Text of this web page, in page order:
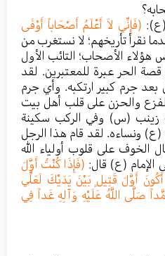
(ع): (فَإِنِّي لاَ أَعْلَمُ أَصْحَاباً أَوْفَى
نقرأ تأريخهم؛ لا نستغرب من
هؤلاء الأصحاب؛ التائب الأول
الحر عبرة للمعتبرين. لقد
بعد جرم كبير ارتكبه. وأي جرم
والحزن على قلب أهل بيت
زينب (س) وفي الركب سكينة
ونساءه. لقد قام هذا الرجل
الخوف على قلوب أولياء الله
الإمام (ع) قال: (فَإِذَا كُنْتُ أَوَّلَ
أَوَّلَ قَتِيلٍ بَيْنَ يَدَيْكَ لَعَلِّي
صَلَّى اللَّهُ عَلَيْهِ وَآلِهِ غَداً فِي